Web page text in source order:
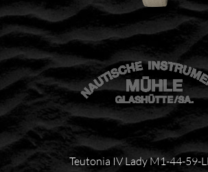
Teutonia IV Lady M1-44-59-